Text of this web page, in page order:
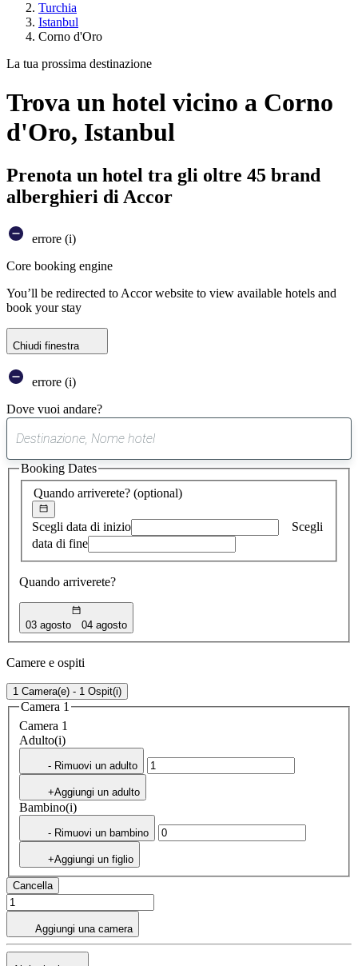
Turchia
Istanbul
Corno d'Oro
La tua prossima destinazione
Trova un hotel vicino a Corno
d'Oro, Istanbul
Prenota un hotel tra gli oltre 45 brand
alberghieri di Accor
errore (i)
Core booking engine
You’ll be redirected to Accor website to view available hotels and
book your stay
Chiudi finestra
errore (i)
Dove vuoi andare?
suggerimento
trovato
Quando arriverete? (optional)
Scegli data di inizio
Scegli
data di fine
Quando arriverete?
03 agosto 04 agosto
Booking Dates
Camere e ospiti
1 Camera(e) - 1 Ospit(i)
Camera 1
Camera 1
Adulto(i)
- Rimuovi un adulto
+Aggiungi un adulto
Bambino(i)
- Rimuovi un bambino
+Aggiungi un figlio
Cancella
Aggiungi una camera